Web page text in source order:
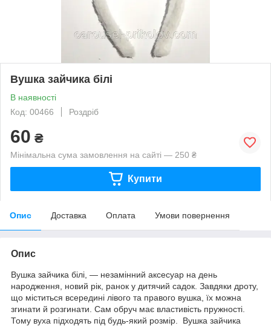
Вушка зайчика білі
В наявності
Код: 00466
Роздріб
60 ₴
Мінімальна сума замовлення на сайті — 250 ₴
Купити
Опис Доставка Оплата Умови повернення
Опис
Вушка зайчика білі, — незамінний аксесуар на день
народження, новий рік, ранок у дитячий садок. Завдяки дроту,
що міститься всередині лівого та правого вушка, їх можна
згинати й розгинати. Сам обруч має властивість пружності.
Тому вуха підходять під будь-який розмір. Вушка зайчика